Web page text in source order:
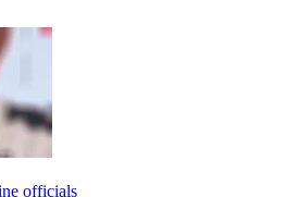
officials